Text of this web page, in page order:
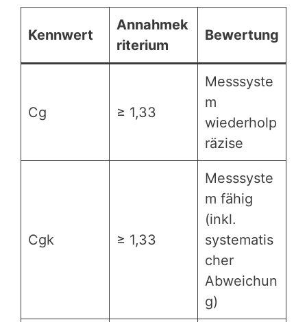
Kennwert
Annahmek
riterium
Bewertung
Cg ≥ 1,33
Messsyste
m
wiederholp
räzise
Cgk ≥ 1,33
Messsyste
m fähig
(inkl.
systematis
cher
Abweichun
g)